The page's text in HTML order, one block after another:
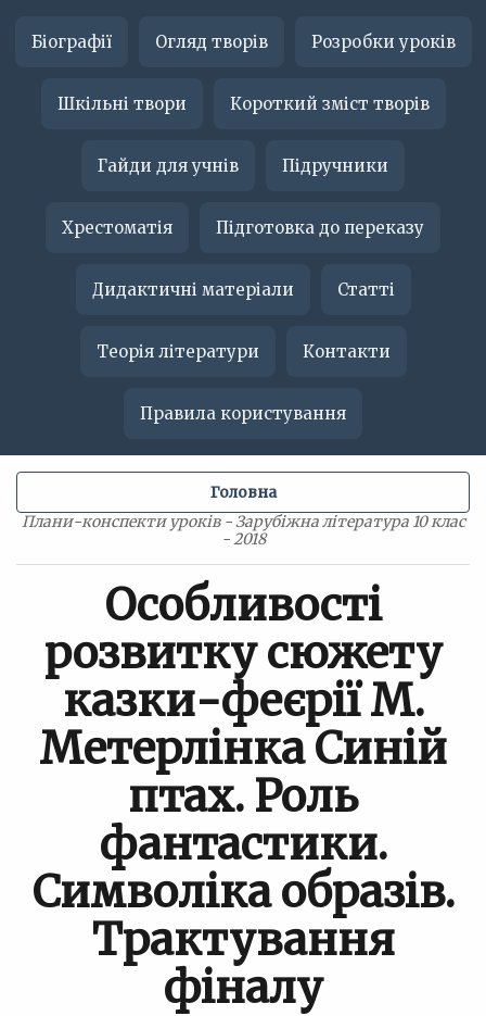
Біографії Огляд творів Розробки уроків
Шкільні твори Короткий зміст творів
Гайди для учнів Підручники
Хрестоматія Підготовка до переказу
Дидактичні матеріали Статті
Теорія літератури Контакти
Правила користування
Плани-конспекти уроків - Зарубіжна література 10 клас
- 2018
Головна
Особливості
розвитку сюжету
казки-феєрії М.
Метерлінка Синій
птах. Роль
фантастики.
Символіка образів.
Трактування
фіналу